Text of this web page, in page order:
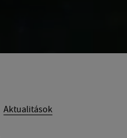
Aktualitások